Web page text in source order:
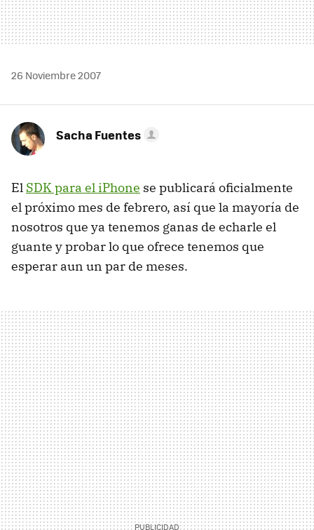
26 Noviembre 2007
Sacha Fuentes
El SDK para el iPhone se publicará oficialmente
el próximo mes de febrero, así que la mayoría de
nosotros que ya tenemos ganas de echarle el
guante y probar lo que ofrece tenemos que
esperar aun un par de meses.